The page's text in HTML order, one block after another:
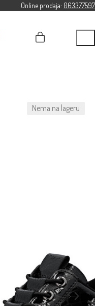
Online prodaja: 063377597
Nema na lageru